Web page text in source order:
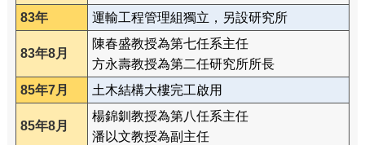
83年
運輸工程管理組獨立，另設研究所
83年8月
陳春盛教授為第七任系主任
方永壽教授為第二任研究所所長
85年7月
土木結構大樓完工啟用
85年8月
楊錦釧教授為第八任系主任
潘以文教授為副主任